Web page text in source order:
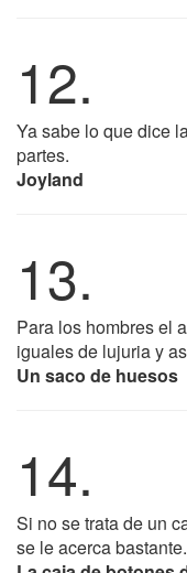
12.
Ya sabe lo que dice
partes.
Joyland
13.
Para los hombres el
iguales de lujuria y
Un saco de huesos
14.
Si no se trata de un
se le acerca bastante.